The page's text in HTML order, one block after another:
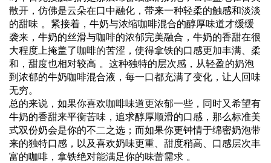
散开，仿佛是云朵在口中融化，带来一种轻柔的触感和淡淡
的甜味 。紧接着，牛奶与浓缩咖啡混合的醇厚味道才缓缓
袭来，牛奶的丝滑与咖啡的浓郁完美融合，牛奶的香甜在很
大程度上掩盖了咖啡的苦涩，使得拿铁的口感更加丰满、柔
和，甜度也相对较高 。这种独特的层次感，从轻盈的奶泡
到浓郁的牛奶咖啡混合液，每一口都充满了变化，让人回味
无穷。
总的来说，如果你喜欢咖啡味道更浓郁一些，同时又希望有
牛奶的香甜来平衡苦味，追求醇厚顺滑的口感，那么标准美
式双份奶会是你的不二之选；而如果你更钟情于绵密奶泡带
来的独特口感，以及喜欢奶味更重、甜度稍高、口感层次丰
富的咖啡，拿铁绝对能满足你的味蕾需求 。